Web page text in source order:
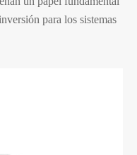
para los sistemas